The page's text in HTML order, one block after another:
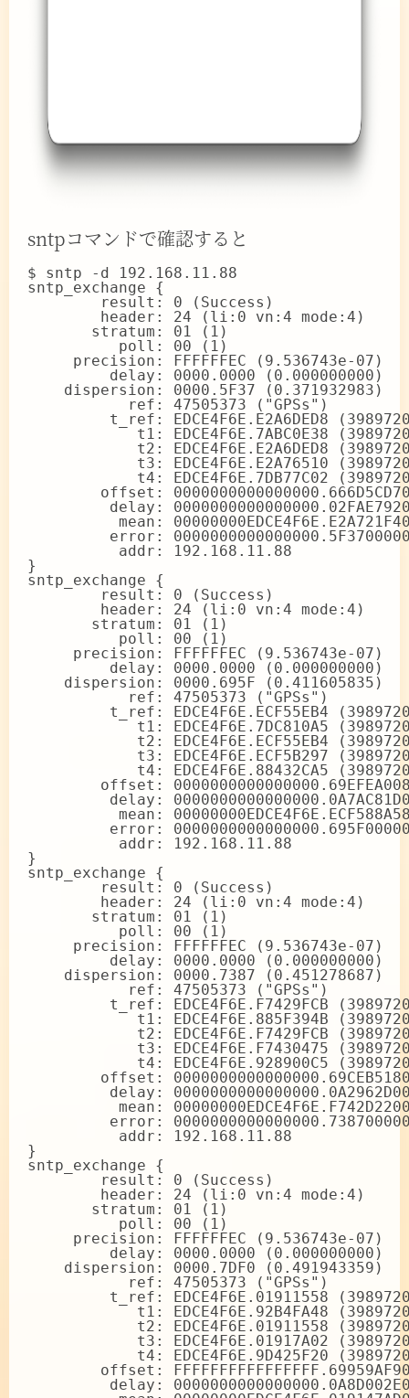
sntpコマンドで確認すると
$ sntp -d 192.168.11.88
sntp_exchange {
        result: 0 (Success)
        header: 24 (li:0 vn:4 mode:4)
       stratum: 01 (1)
          poll: 00 (1)
     precision: FFFFFFEC (9.536743e-07)
         delay: 0000.0000 (0.000000000)
    dispersion: 0000.5F37 (0.371932983)
           ref: 47505373 ("GPSs")
t_ref: EDCE4F6E.E2A6DED8
t1: EDCE4F6E.7ABC0E38
t2: EDCE4F6E.E2A6DED8
t3: EDCE4F6E.E2A76510
t4: EDCE4F6E.7DB77C02
offset:
delay:
mean:
error:
          addr: 192.168.11.88
}
sntp_exchange {
        result: 0 (Success)
        header: 24 (li:0 vn:4 mode:4)
       stratum: 01 (1)
          poll: 00 (1)
     precision: FFFFFFEC (9.536743e-07)
         delay: 0000.0000 (0.000000000)
    dispersion: 0000.695F (0.411605835)
           ref: 47505373 ("GPSs")
t_ref: EDCE4F6E.ECF55EB4
t1: EDCE4F6E.7DC810A5
t2: EDCE4F6E.ECF55EB4
t3: EDCE4F6E.ECF5B297
t4: EDCE4F6E.88432CA5
offset:
delay:
mean:
error:
          addr: 192.168.11.88
}
sntp_exchange {
        result: 0 (Success)
        header: 24 (li:0 vn:4 mode:4)
       stratum: 01 (1)
          poll: 00 (1)
     precision: FFFFFFEC (9.536743e-07)
         delay: 0000.0000 (0.000000000)
    dispersion: 0000.7387 (0.451278687)
           ref: 47505373 ("GPSs")
t_ref: EDCE4F6E.F7429FCB
t1: EDCE4F6E.885F394B
t2: EDCE4F6E.F7429FCB
t3: EDCE4F6E.F7430475
t4: EDCE4F6E.928900C5
offset:
delay:
mean:
error:
          addr: 192.168.11.88
}
sntp_exchange {
        result: 0 (Success)
        header: 24 (li:0 vn:4 mode:4)
       stratum: 01 (1)
          poll: 00 (1)
     precision: FFFFFFEC (9.536743e-07)
         delay: 0000.0000 (0.000000000)
    dispersion: 0000.7DF0 (0.491943359)
           ref: 47505373 ("GPSs")
t_ref: EDCE4F6E.01911558
t1: EDCE4F6E.92B4FA48
t2: EDCE4F6E.01911558
t3: EDCE4F6E.01917A02
t4: EDCE4F6E.9D425F20
offset:
delay: